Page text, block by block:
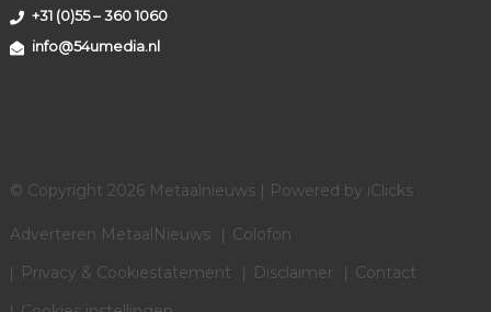
+31 (0)55 – 360 1060
info@54umedia.nl
© Copyright 2026 Metaalnieuws | Powered by iClicks
Adverteren MetaalNieuws
Colofon
Privacy & Cookiestatement
Disclaimer
Contact